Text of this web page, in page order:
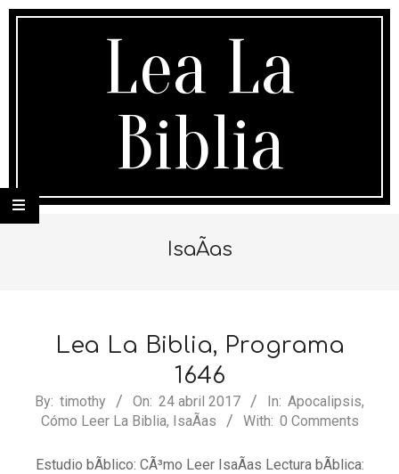
Skip
Lea La
Biblia
Secondary
IsaÃ­as
Lea La Biblia, Programa
1646
2017-
04-
By: timothy On: 24 abril 2017 In: Apocalipsis,
Cómo Leer La Biblia, IsaÃ­as With: 0 Comments
Estudio bÃ­blico: CÃ³mo Leer IsaÃ­as Lectura bÃ­blica: